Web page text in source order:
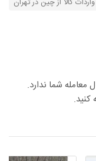
کالا از چین در تهران
شما ندارد.
کنید.